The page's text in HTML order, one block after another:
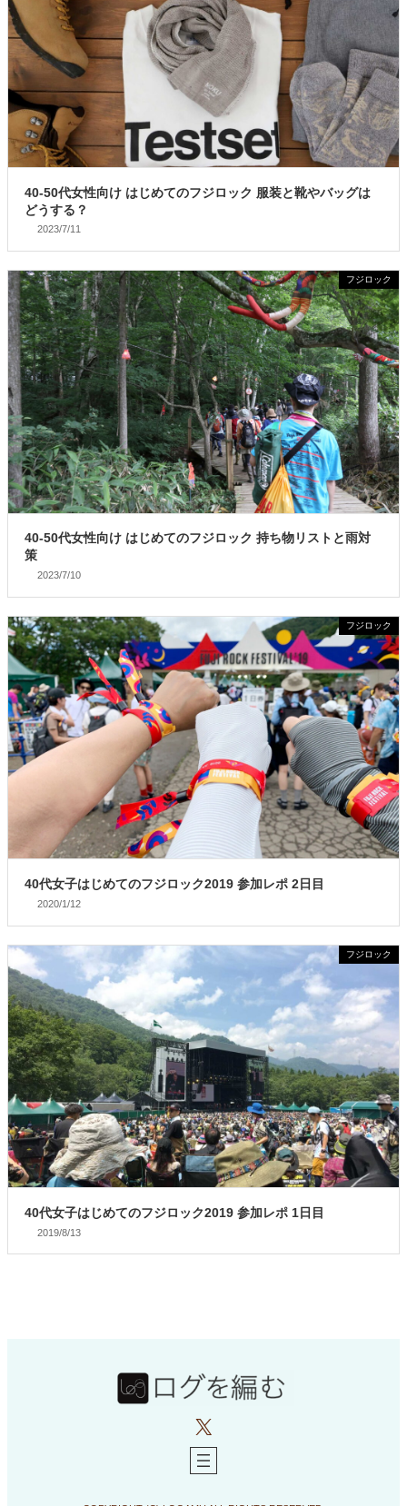
40-50代女性向け はじめてのフジロック 服装と靴やバッグは
どうする？
2023/7/11
フジロック
40-50代女性向け はじめてのフジロック 持ち物リストと雨対
策
2023/7/10
フジロック
40代女子はじめてのフジロック2019 参加レポ 2日目
2020/1/12
フジロック
40代女子はじめてのフジロック2019 参加レポ 1日目
2019/8/13
X